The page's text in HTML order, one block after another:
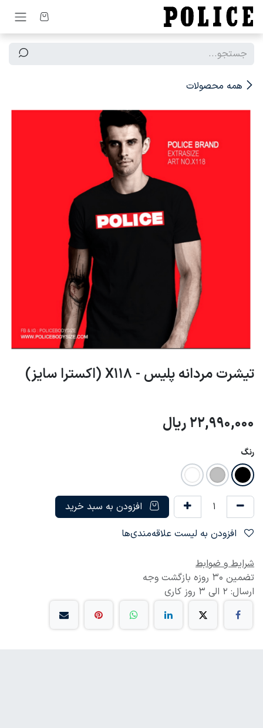
صرف نظر و مشاهده محتوا
همه محصولات
تیشرت مردانه پلیس - X118 (اکسترا سایز)
22,990,000 ریال
رنگ
افزودن به سبد خرید
شرایط و ضوابط
تضمین 30 روزه بازگشت وجه
ارسال: 2 الی 3 روز کاری